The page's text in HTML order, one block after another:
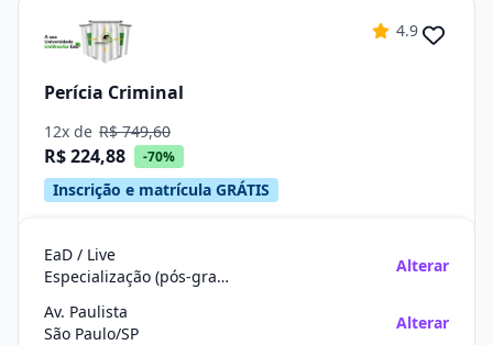
4.9
Perícia Criminal
12x de R$ 749,60
R$ 224,88 -70%
Inscrição e matrícula GRÁTIS
EaD / Live
Especialização (pós-graduação)
Alterar
Av. Paulista
São Paulo/SP
Alterar